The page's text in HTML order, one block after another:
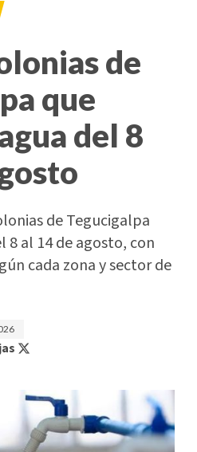
de
que
del 8
de Tegucigalpa
8 al 14 de agosto, con
cada zona y sector de